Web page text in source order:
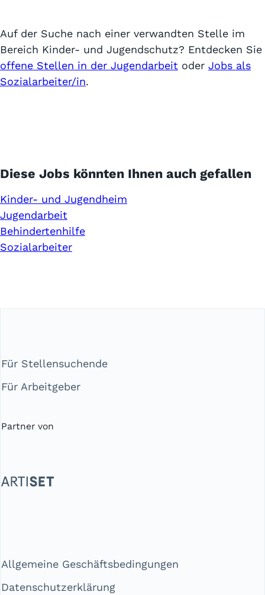
Auf der Suche nach einer verwandten Stelle im
Bereich Kinder- und Jugendschutz? Entdecken Sie
offene Stellen in der Jugendarbeit oder Jobs als
Sozialarbeiter/in.
Diese Jobs könnten Ihnen auch gefallen
Kinder- und Jugendheim
Jugendarbeit
Behindertenhilfe
Sozialarbeiter
Für Stellensuchende
Für Arbeitgeber
Partner von
Allgemeine Geschäftsbedingungen
Datenschutzerklärung